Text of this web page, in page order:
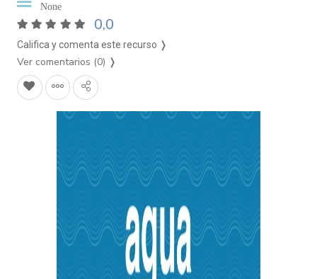
None
0,0
Califica y comenta este recurso ❭
Ver comentarios (0) ❭